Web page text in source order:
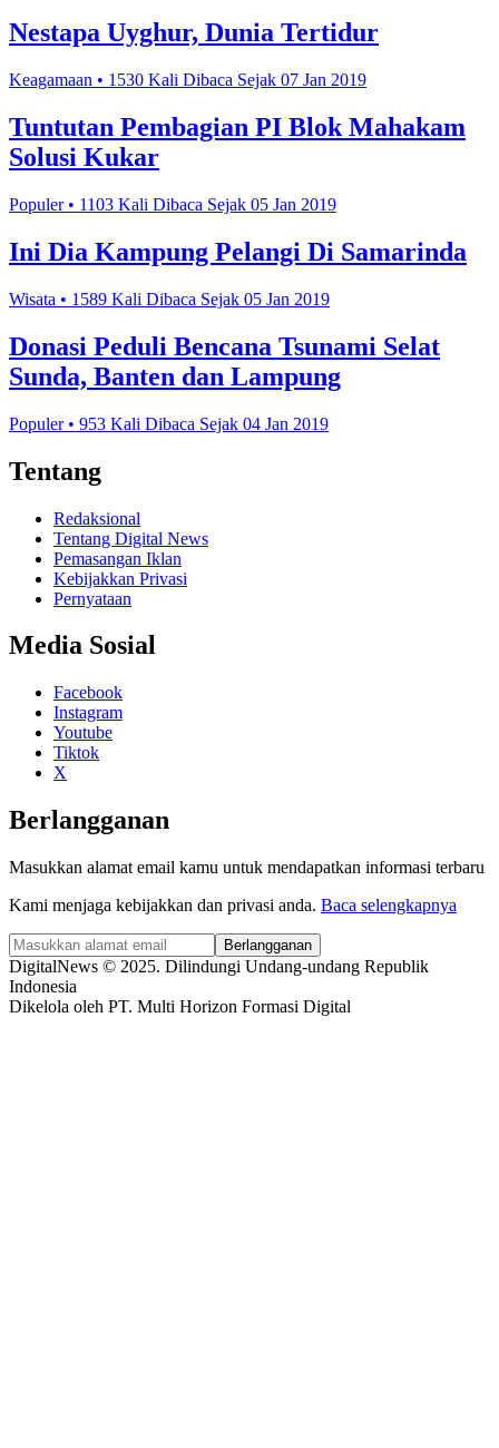
Nestapa Uyghur, Dunia Tertidur
Keagamaan • 1530 Kali Dibaca Sejak 07 Jan 2019
Tuntutan Pembagian PI Blok Mahakam
Solusi Kukar
Populer • 1103 Kali Dibaca Sejak 05 Jan 2019
Ini Dia Kampung Pelangi Di Samarinda
Wisata • 1589 Kali Dibaca Sejak 05 Jan 2019
Donasi Peduli Bencana Tsunami Selat
Sunda, Banten dan Lampung
Populer • 953 Kali Dibaca Sejak 04 Jan 2019
Tentang
Redaksional
Tentang Digital News
Pemasangan Iklan
Kebijakkan Privasi
Pernyataan
Media Sosial
Facebook
Instagram
Youtube
Tiktok
X
Berlangganan
Masukkan alamat email kamu untuk mendapatkan informasi terbaru
Kami menjaga kebijakkan dan privasi anda. Baca selengkapnya
Berlangganan
DigitalNews © 2025. Dilindungi Undang-undang Republik
Indonesia
Dikelola oleh PT. Multi Horizon Formasi Digital